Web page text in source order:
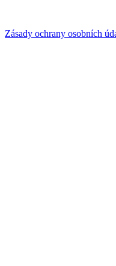
Zásady ochrany osobních